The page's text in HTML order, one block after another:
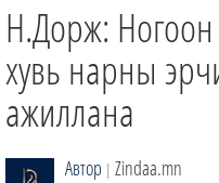
ӨГЛӨӨНИЙ СОНИН
АУДИО ЗОХИОЛ
ЗИНДАА СЭТГҮҮЛ
Н.Дорж:
хувь нарны
ажиллана
Автор | Zindaa.mn